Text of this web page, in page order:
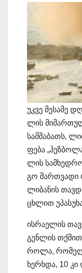
უკვე მე­სა­მე
ლის
სამ­შა­ბათს,
ფე­ბა
ლის სამ­ხედ­რო
გო მარ­თვა­დი
ლი­ბა­ნის
ცხლით
ის­რა­ე­ლის
გენ­ლის
რო­ლა,
ხერ­ხდა, 10 კი